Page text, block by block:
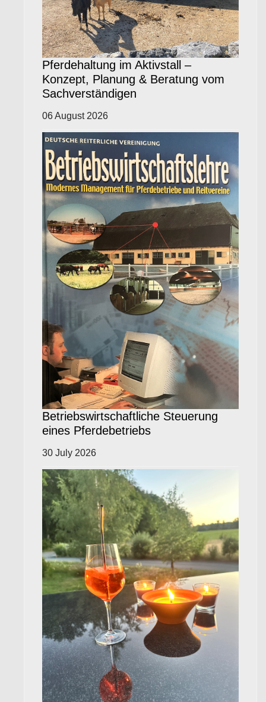
Pferdehaltung im Aktivstall –
Konzept, Planung & Beratung vom
Sachverständigen
06 August 2026
Betriebswirtschaftliche Steuerung
eines Pferdebetriebs
30 July 2026